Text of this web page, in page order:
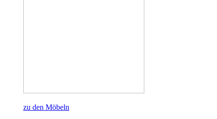
zu den Möbeln